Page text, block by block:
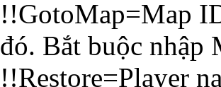
!!GotoMap=Map
đó. Bắt buộc nhập
!!Restore=Player